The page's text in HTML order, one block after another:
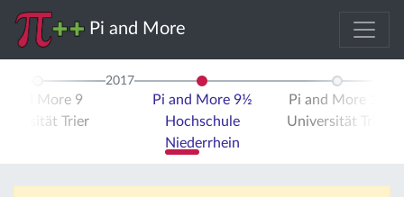
Pi and More
and More 9
Trier
2017
Pi and More 9½
Hochschule
Niederrhein
Pi and More 10
Universität Trier